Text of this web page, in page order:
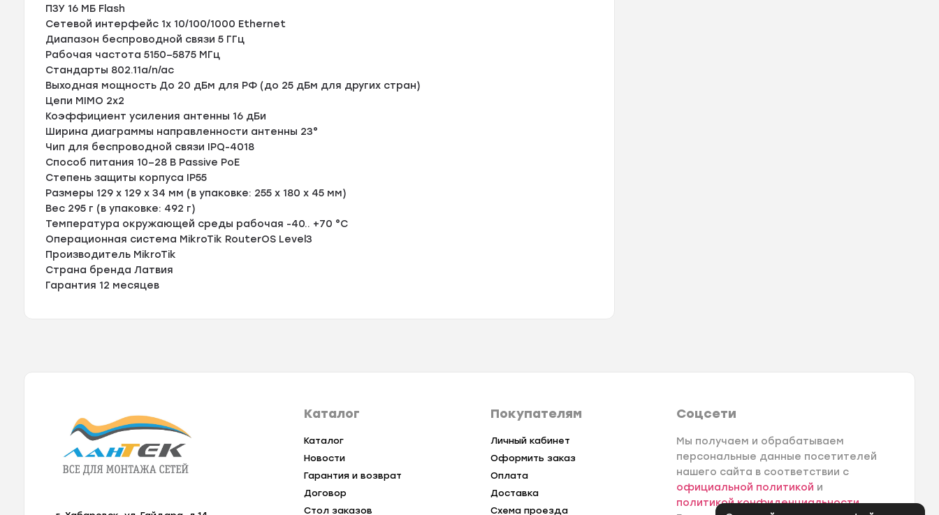
ПЗУ 16 МБ Flash
Сетевой интерфейс 1х 10/100/1000 Ethernet
Диапазон беспроводной связи 5 ГГц
Рабочая частота 5150–5875 МГц
Стандарты 802.11a/n/ac
Выходная мощность До 20 дБм для РФ (до 25 дБм для других стран)
Цепи MIMO 2x2
Коэффициент усиления антенны 16 дБи
Ширина диаграммы направленности антенны 23°
Чип для беспроводной связи IPQ-4018
Способ питания 10–28 В Passive PoE
Степень защиты корпуса IP55
Размеры 129 x 129 x 34 мм (в упаковке: 255 x 180 x 45 мм)
Вес 295 г (в упаковке: 492 г)
Температура окружающей среды рабочая -40.. +70 °C
Операционная система MikroTik RouterOS Level3
Производитель MikroTik
Страна бренда Латвия
Гарантия 12 месяцев
Каталог
Каталог
Новости
Гарантия и возврат
Договор
Стол заказов
Покупателям
Личный кабинет
Оформить заказ
Оплата
Доставка
Схема проезда
Соцсети
Мы получаем и обрабатываем
персональные данные посетителей
нашего сайта в соответствии с
официальной политикой и
политикой конфиденциальности.